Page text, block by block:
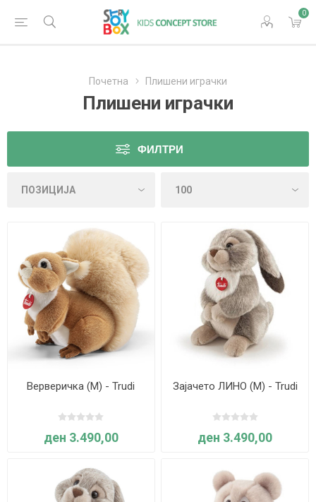
0
Почетна Плишени играчки
Плишени играчки
ФИЛТРИ
Верверичка (М) - Trudi
ден 3.490,00
Зајачето ЛИНО (M) - Trudi
ден 3.490,00